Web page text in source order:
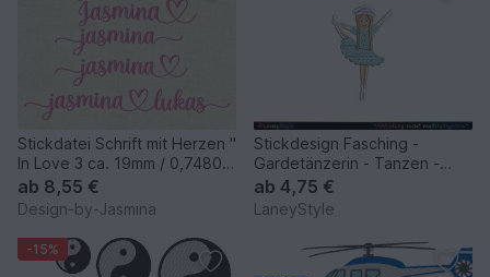
Stickdatei Schrift mit Herzen "
In Love 3 ca. 19mm / 0,74803
inch Set 641
ab 8,55 €
Design-by-Jasmina
Stickdesign Fasching -
Gardetänzerin - Tanzen -
Garde
ab 4,75 €
LaneyStyle
-15%